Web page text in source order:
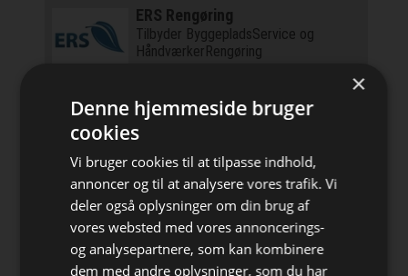
ERS Rengøring
Tilbyder ByggepladsService og
HåndværkerRengøring
Lindab stålprofiler til tag og facade
løsninger
Få navn og logo her!
Denne annonce vises over 200.000
gange årligt
LCA.no
Verificeret og cloud-baseret
miljødokumentation - EPD
×
Denne hjemmeside bruger
cookies
Vi bruger cookies til at tilpasse indhold,
annoncer og til at analysere vores trafik. Vi
deler også oplysninger om din brug af
vores websted med vores annoncerings-
og analysepartnere, som kan kombinere
dem med andre oplysninger, som du har